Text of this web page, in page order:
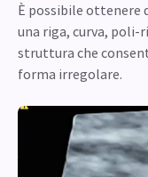
È possibile ottenere
una riga, curva, poli-
struttura che
forma irregolare.